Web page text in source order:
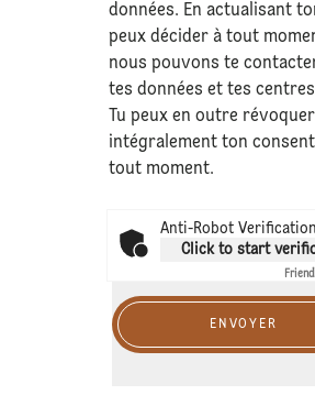
données. En actualisant
peux décider à tout
nous pouvons te
tes données et tes
Tu peux en outre révoquer
intégralement ton
tout moment.
Anti-Robot Verification
Click to start
ENVOYER